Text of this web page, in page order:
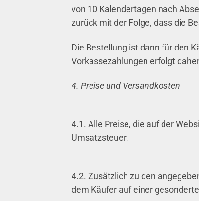
von 10 Kalendertagen nach
zurück mit der Folge, dass die
Die Bestellung ist dann für den
Vorkassezahlungen erfolgt
4. Preise und Versandkosten
4.1. Alle Preise, die auf der
Umsatzsteuer.
4.2. Zusätzlich zu den
dem Käufer auf einer